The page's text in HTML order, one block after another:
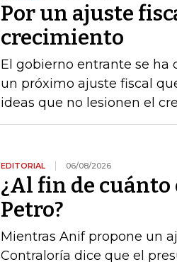
Por un ajuste
crecimiento
El gobierno entrante se ha
un próximo ajuste fiscal
ideas que no lesionen el
EDITORIAL 06/08/2026
¿Al fin de cuánto
Petro?
Mientras Anif propone un
Contraloría dice que el